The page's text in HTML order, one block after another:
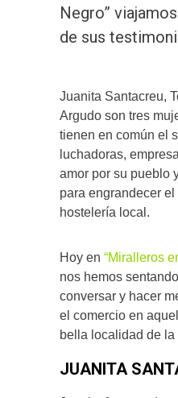
Negro”
de sus
Juanita Santacreu,
Argudo son tres
tienen en común el
luchadoras,
amor por su pueblo
para engrandecer
hostelería local.
Hoy en “Miralleros
nos hemos
conversar y hacer
el comercio en
bella localidad de
JUANITA